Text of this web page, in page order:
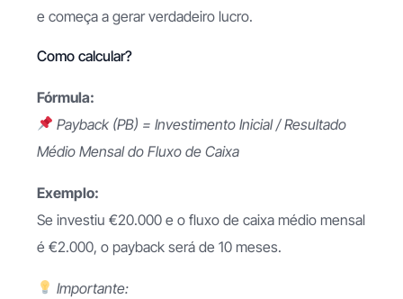
e começa a gerar verdadeiro lucro.
Como calcular?
Fórmula:
Payback (PB) = Investimento Inicial / Resultado
Médio Mensal do Fluxo de Caixa
Exemplo:
Se investiu €20.000 e o fluxo de caixa médio mensal
é €2.000, o payback será de 10 meses.
Importante: